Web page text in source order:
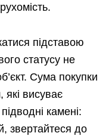
підставою
статусу не
Сума покупки
які висуває
камені:
звертайтеся до